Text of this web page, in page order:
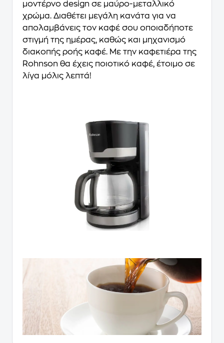
μοντέρνο design σε μαύρο-μεταλλικό
χρώμα. Διαθέτει μεγάλη κανάτα για να
απολαμβάνεις τον καφέ σου οποιαδήποτε
στιγμή της ημέρας, καθώς και μηχανισμό
διακοπής ροής καφέ. Με την καφετιέρα της
Rohnson θα έχεις ποιοτικό καφέ, έτοιμο σε
λίγα μόλις λεπτά!